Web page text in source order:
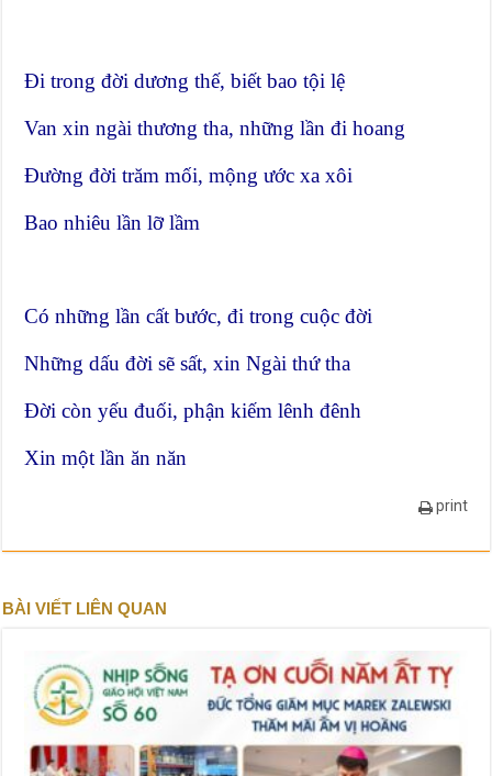
Đi trong đời dương thế, biết bao tội lệ
Van xin ngài thương tha, những lần đi hoang
Đường đời trăm mối, mộng ước xa xôi
Bao nhiêu lần lỡ lầm
Có những lần cất bước, đi trong cuộc đời
Những dấu đời sẽ sất, xin Ngài thứ tha
Đời còn yếu đuối, phận kiếm lênh đênh
Xin một lần ăn năn
print
BÀI VIẾT LIÊN QUAN